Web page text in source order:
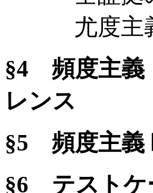
尤度主義
§4 頻度主義
レンス
§5 頻度主義
§6 テスト